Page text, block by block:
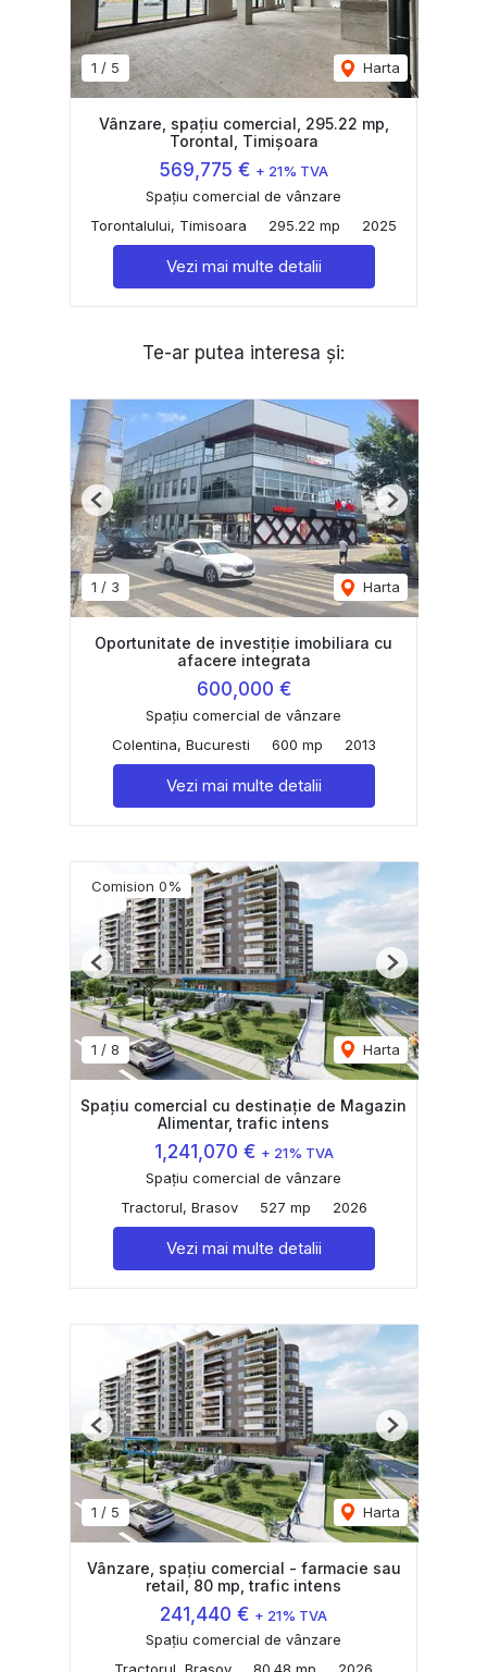
1 / 5 Harta
Vânzare, spațiu comercial, 295.22 mp,
Torontal, Timișoara
569,775 € + 21% TVA
Spațiu comercial de vânzare
Torontalului, Timisoara
295.22 mp 2025
Vezi mai multe detalii
Te-ar putea interesa și:
1 / 3 Harta
Previous Next
Oportunitate de investiție imobiliara cu
afacere integrata
600,000 €
Spațiu comercial de vânzare
Colentina, Bucuresti
600 mp 2013
Vezi mai multe detalii
Comision 0%
1 / 8 Harta
Previous Next
Spațiu comercial cu destinație de Magazin
Alimentar, trafic intens
1,241,070 € + 21% TVA
Spațiu comercial de vânzare
Tractorul, Brasov
527 mp 2026
Vezi mai multe detalii
1 / 5 Harta
Previous Next
Vânzare, spațiu comercial - farmacie sau
retail, 80 mp, trafic intens
241,440 € + 21% TVA
Spațiu comercial de vânzare